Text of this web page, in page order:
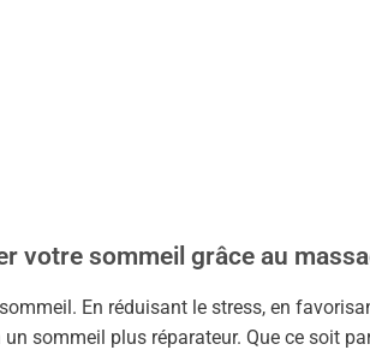
votre sommeil grâce au
En réduisant le stress, en
sommeil plus réparateur. Que ce soit